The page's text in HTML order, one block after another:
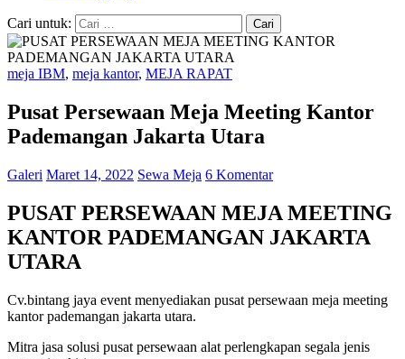
Cari untuk:
meja IBM, meja kantor, MEJA RAPAT
Pusat Persewaan Meja Meeting Kantor
Pademangan Jakarta Utara
Galeri Maret 14, 2022 Sewa Meja 6 Komentar
PUSAT PERSEWAAN MEJA MEETING
KANTOR PADEMANGAN JAKARTA
UTARA
Cv.bintang jaya event menyediakan pusat persewaan meja meeting
kantor pademangan jakarta utara.
Mitra jasa solusi pusat persewaan alat perlengkapan segala jenis